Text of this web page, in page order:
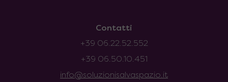
Contatti
+39 06.22.52.552
+39 06.50.10.451
info@soluzionisalvaspazio.it